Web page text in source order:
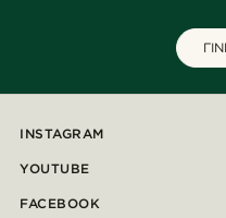
INSTAGRAM
YOUTUBE
FACEBOOK